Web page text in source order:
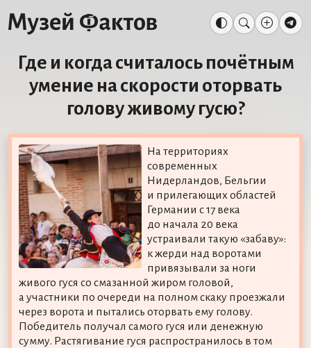
Где и когда считалось почётным
умение на скорости оторвать
голову живому гусю?
На территориях
современных
Нидерландов, Бельгии
и прилегающих областей
Германии с 17 века
до начала 20 века
устраивали такую «забаву»:
к жерди над воротами
привязывали за ноги
живого гуся со смазанной жиром головой,
а участники по очереди на полном скаку проезжали
через ворота и пытались оторвать ему голову.
Победитель получал самого гуся или денежную
сумму. Растягивание гуся распространилось в том